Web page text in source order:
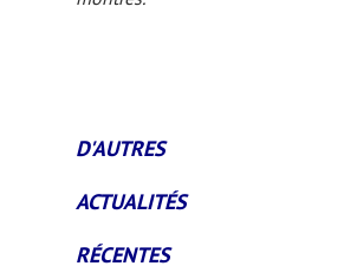
D'AUTRES
ACTUALITÉS
RÉCENTES